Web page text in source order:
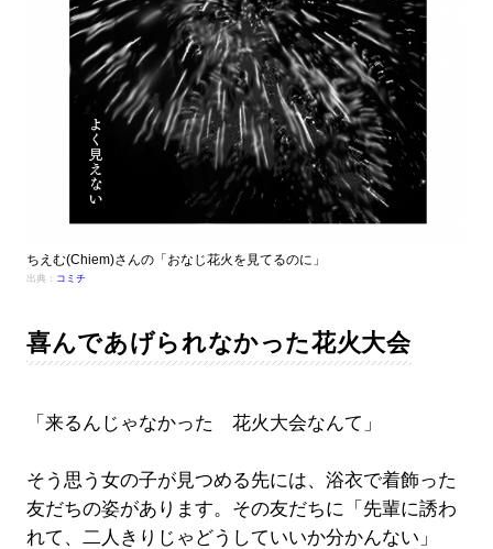
ちえむ(Chiem)さんの「おなじ花火を見てるのに」
出典： コミチ
喜んであげられなかった花火大会
「来るんじゃなかった 花火大会なんて」
そう思う女の子が見つめる先には、浴衣で着飾った
友だちの姿があります。その友だちに「先輩に誘わ
れて、二人きりじゃどうしていいか分かんない」